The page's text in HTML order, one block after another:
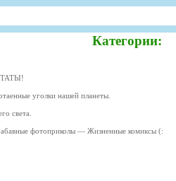
Категории:
уголки нашей планеты.
света.
фотоприколы — Жизненные комиксы (: